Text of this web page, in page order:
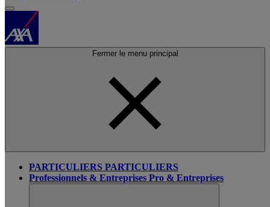
Fermer le menu principal
PARTICULIERS PARTICULIERS
Professionnels & Entreprises Pro & Entreprises